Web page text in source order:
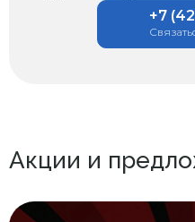
+7
Акции и